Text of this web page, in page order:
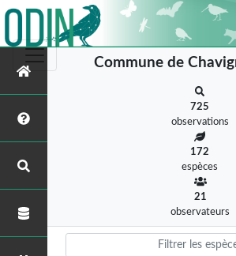
Commune de
725
observations
172
espèces
21
observateurs